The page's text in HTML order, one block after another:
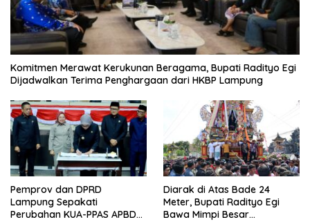
Komitmen Merawat Kerukunan Beragama, Bupati Radityo Egi
Dijadwalkan Terima Penghargaan dari HKBP Lampung
Pemprov dan DPRD
Lampung Sepakati
Perubahan KUA-PPAS APBD
Diarak di Atas Bade 24
Meter, Bupati Radityo Egi
Bawa Mimpi Besar